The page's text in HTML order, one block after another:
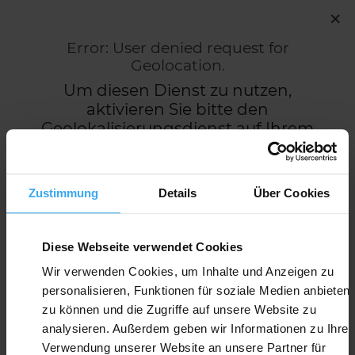
Zustimmung Details Über Cookies
Diese Webseite verwendet Cookies
Wir verwenden Cookies, um Inhalte und Anzeigen zu
personalisieren, Funktionen für soziale Medien anbieten
zu können und die Zugriffe auf unsere Website zu
analysieren. Außerdem geben wir Informationen zu Ihrer
Verwendung unserer Website an unsere Partner für
×
Error: User denied request for
Geolocation.
Um diesen Dienst zu nutzen,
aktivieren Sie bitte den
Geolokalisierungsdienst auf Ihrem
Sie können auch nach Stadt
suchen, um den nächstgelegenen
Händler zu finden.